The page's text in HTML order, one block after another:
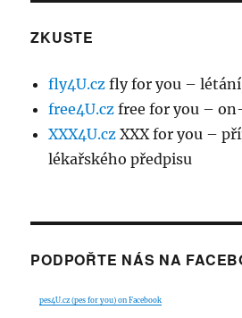
ZKUSTE
fly4U.cz fly for you –
free4U.cz free for you –
XXX4U.cz XXX for you –
lékařského předpisu
PODPOŘTE NÁS NA
pes4U.cz (pes for you) on Facebook